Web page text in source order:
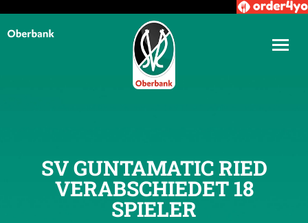
SV GUNTAMATIC RIED
VERABSCHIEDET 18
SPIELER